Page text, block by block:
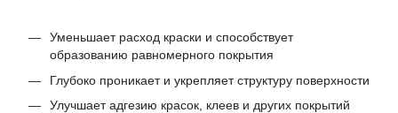
Уменьшает расход краски и способствует
образованию равномерного покрытия
Глубоко проникает и укрепляет структуру поверхности
Улучшает адгезию красок, клеев и других покрытий